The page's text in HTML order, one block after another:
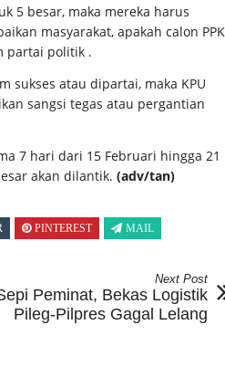
5 besar, maka mereka harus
masyarakat, apakah calon PPK
partai politik .
sukses atau dipartai, maka KPU
sangsi tegas atau pergantian
7 hari dari 15 Februari hingga 21
akan dilantik. (adv/tan)
PINTEREST MAIL
Next Post
Peminat, Bekas Logistik
Pileg-Pilpres Gagal Lelang